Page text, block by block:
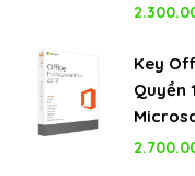
Key
Quyền